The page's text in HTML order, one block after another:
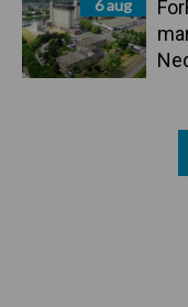
6 aug